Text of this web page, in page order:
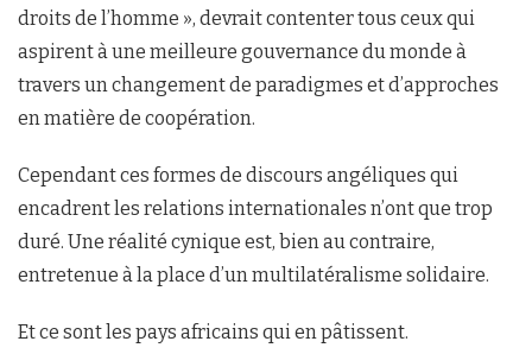
droits de l’homme », devrait contenter tous ceux qui
aspirent à une meilleure gouvernance du monde à
travers un changement de paradigmes et d’approches
en matière de coopération.
Cependant ces formes de discours angéliques qui
encadrent les relations internationales n’ont que trop
duré. Une réalité cynique est, bien au contraire,
entretenue à la place d’un multilatéralisme solidaire.
Et ce sont les pays africains qui en pâtissent.